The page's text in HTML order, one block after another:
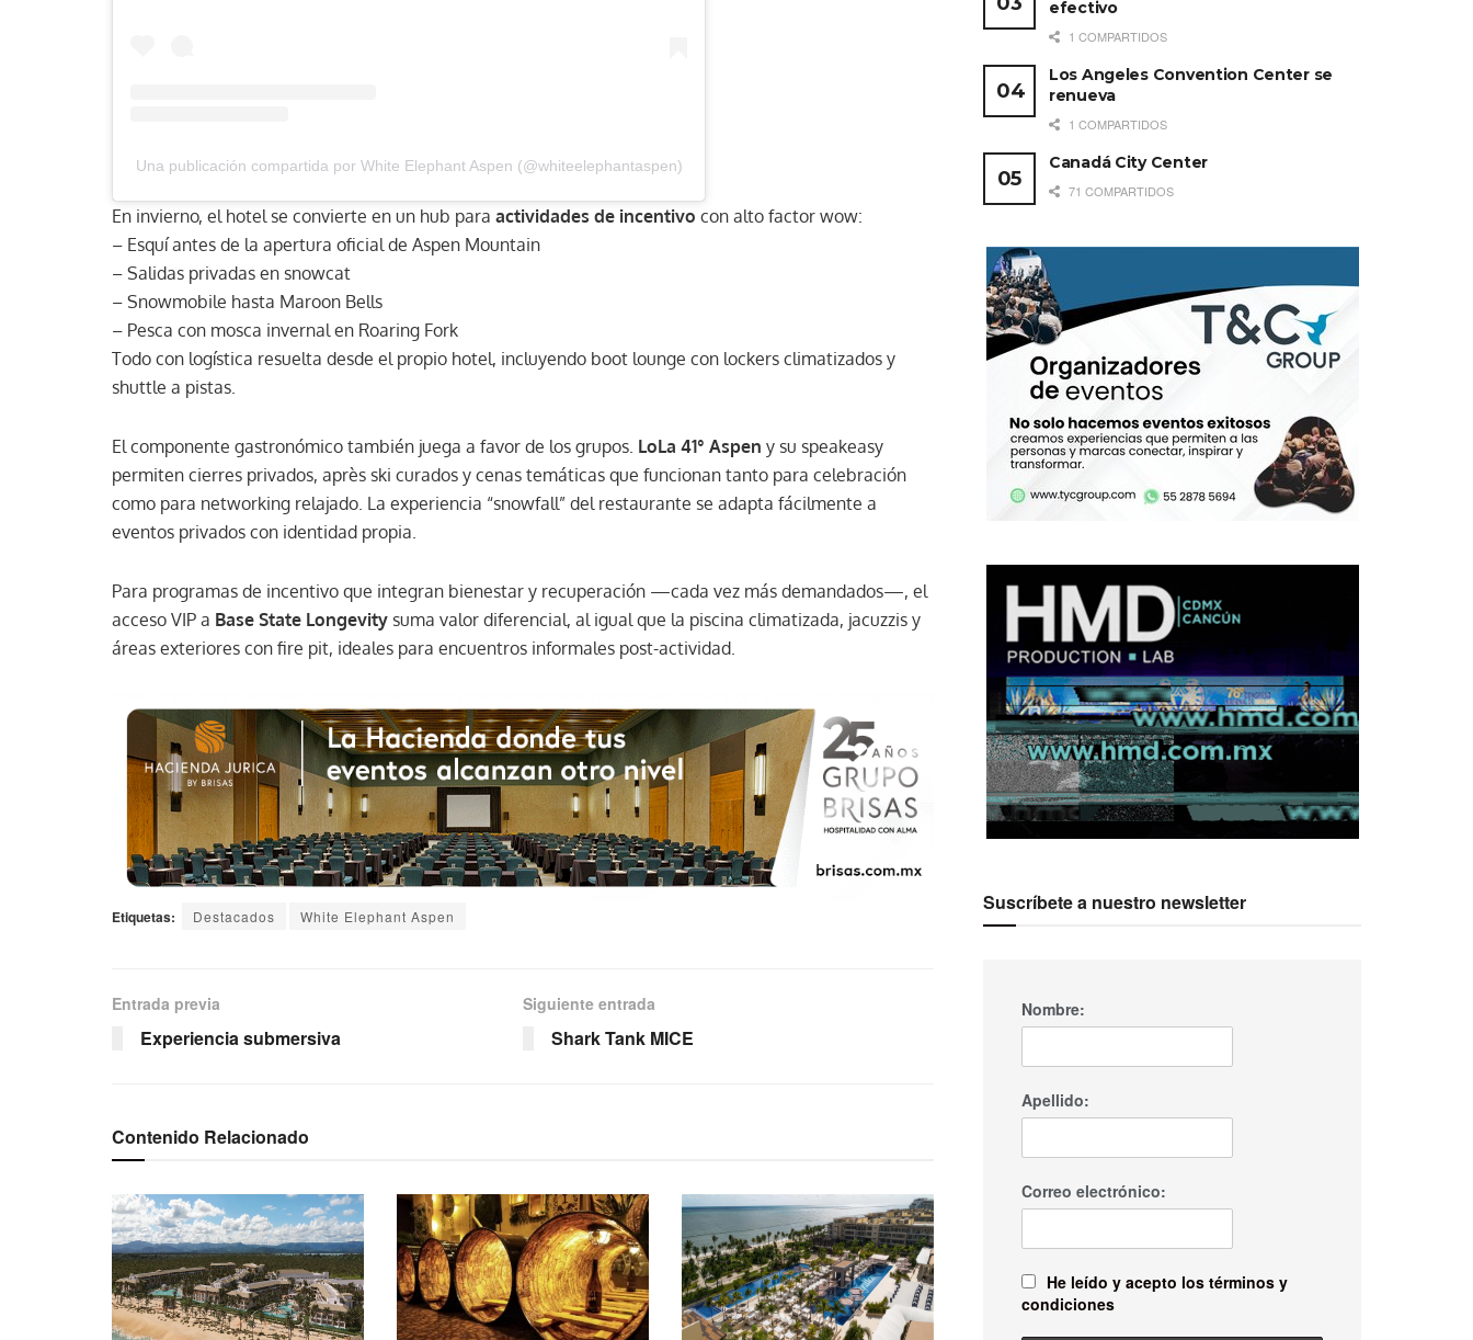
Una publicación compartida por White Elephant Aspen (@whiteelephantaspen)
En invierno, el hotel se convierte en un hub para actividades de incentivo con alto factor wow:
– Esquí antes de la apertura oficial de Aspen Mountain
– Salidas privadas en snowcat
– Snowmobile hasta Maroon Bells
– Pesca con mosca invernal en Roaring Fork
Todo con logística resuelta desde el propio hotel, incluyendo boot lounge con lockers climatizados y
shuttle a pistas.
El componente gastronómico también juega a favor de los grupos. LoLa 41° Aspen y su speakeasy
permiten cierres privados, après ski curados y cenas temáticas que funcionan tanto para celebración
como para networking relajado. La experiencia “snowfall” del restaurante se adapta fácilmente a
eventos privados con identidad propia.
Para programas de incentivo que integran bienestar y recuperación —cada vez más demandados—, el
acceso VIP a Base State Longevity suma valor diferencial, al igual que la piscina climatizada, jacuzzis y
áreas exteriores con fire pit, ideales para encuentros informales post-actividad.
Etiquetas: Destacados White Elephant Aspen
Entrada previa
Experiencia submersiva
Siguiente entrada
Shark Tank MICE
Contenido Relacionado
efectivo
1 COMPARTIDOS
Los Angeles Convention Center se
renueva
1 COMPARTIDOS
Canadá City Center
71 COMPARTIDOS
Suscríbete a nuestro newsletter
Nombre:
Apellido:
Correo electrónico:
He leído y acepto los términos y
condiciones